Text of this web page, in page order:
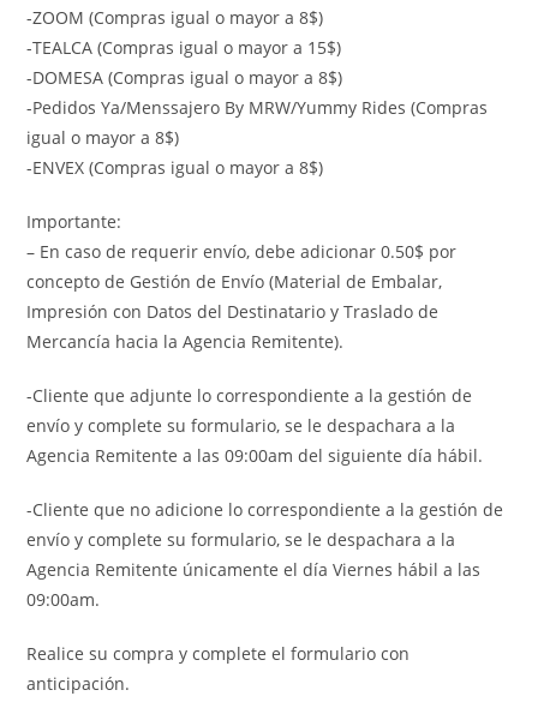
-ZOOM (Compras igual o mayor a 8$)
-TEALCA (Compras igual o mayor a 15$)
-DOMESA (Compras igual o mayor a 8$)
-Pedidos Ya/Menssajero By MRW/Yummy Rides (Compras
igual o mayor a 8$)
-ENVEX (Compras igual o mayor a 8$)
Importante:
– En caso de requerir envío, debe adicionar 0.50$ por
concepto de Gestión de Envío (Material de Embalar,
Impresión con Datos del Destinatario y Traslado de
Mercancía hacia la Agencia Remitente).
-Cliente que adjunte lo correspondiente a la gestión de
envío y complete su formulario, se le despachara a la
Agencia Remitente a las 09:00am del siguiente día hábil.
-Cliente que no adicione lo correspondiente a la gestión de
envío y complete su formulario, se le despachara a la
Agencia Remitente únicamente el día Viernes hábil a las
09:00am.
Realice su compra y complete el formulario con
anticipación.